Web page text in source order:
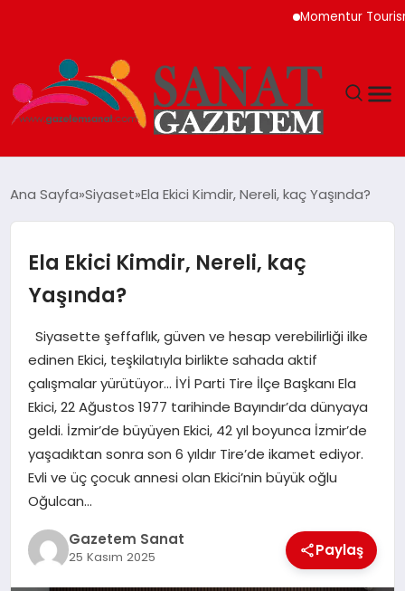
Momentur Tourism
TEKNOLOJI
SIYASET
YAŞAM
EKONOMI
SAĞLIK
DÜNYA
EĞITIM
Ana Sayfa Siyaset Ela Ekici Kimdir, Nereli, kaç Yaşında?
Ela Ekici Kimdir, Nereli, kaç
Yaşında?
Siyasette şeffaflık, güven ve hesap verebilirliği ilke
edinen Ekici, teşkilatıyla birlikte sahada aktif
çalışmalar yürütüyor… İYİ Parti Tire İlçe Başkanı Ela
Ekici, 22 Ağustos 1977 tarihinde Bayındır’da dünyaya
geldi. İzmir’de büyüyen Ekici, 42 yıl boyunca İzmir’de
yaşadıktan sonra son 6 yıldır Tire’de ikamet ediyor.
Evli ve üç çocuk annesi olan Ekici’nin büyük oğlu
Oğulcan…
Gazetem Sanat
25 Kasım 2025 Paylaş